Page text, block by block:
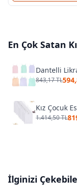
En Çok Satan
843,17 TL
1.414,50 TL
İlginizi